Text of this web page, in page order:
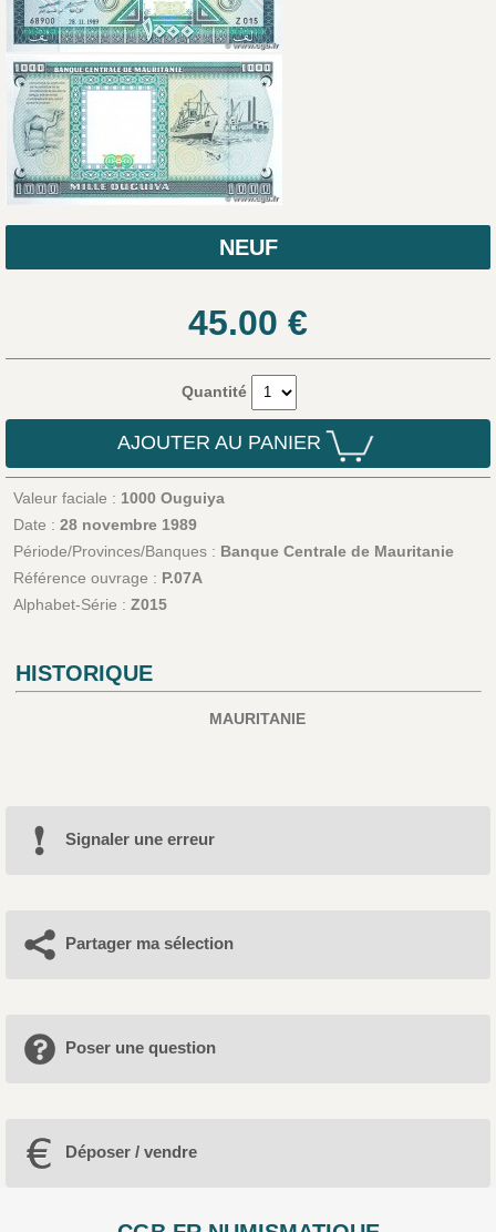
NEUF
45.00 €
Quantité
AJOUTER AU PANIER
Valeur faciale : 1000 Ouguiya
Date : 28 novembre 1989
Période/Provinces/Banques : Banque Centrale de Mauritanie
Référence ouvrage : P.07A
Alphabet-Série : Z015
HISTORIQUE
MAURITANIE
Signaler une erreur
Partager ma sélection
Poser une question
Déposer / vendre